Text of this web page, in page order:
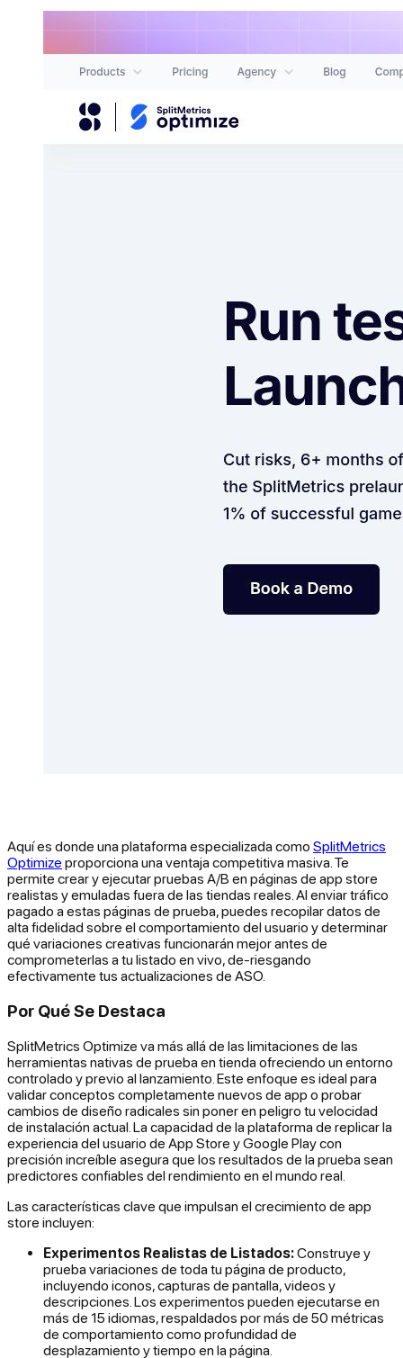
Aquí es donde una plataforma especializada como SplitMetrics
Optimize proporciona una ventaja competitiva masiva. Te
permite crear y ejecutar pruebas A/B en páginas de app store
realistas y emuladas fuera de las tiendas reales. Al enviar tráfico
pagado a estas páginas de prueba, puedes recopilar datos de
alta fidelidad sobre el comportamiento del usuario y determinar
qué variaciones creativas funcionarán mejor antes de
comprometerlas a tu listado en vivo, de-riesgando
efectivamente tus actualizaciones de ASO.
Por Qué Se Destaca
SplitMetrics Optimize va más allá de las limitaciones de las
herramientas nativas de prueba en tienda ofreciendo un entorno
controlado y previo al lanzamiento. Este enfoque es ideal para
validar conceptos completamente nuevos de app o probar
cambios de diseño radicales sin poner en peligro tu velocidad
de instalación actual. La capacidad de la plataforma de replicar la
experiencia del usuario de App Store y Google Play con
precisión increíble asegura que los resultados de la prueba sean
predictores confiables del rendimiento en el mundo real.
Las características clave que impulsan el crecimiento de app
store incluyen:
Experimentos Realistas de Listados:Construye y
prueba variaciones de toda tu página de producto,
incluyendo iconos, capturas de pantalla, videos y
descripciones. Los experimentos pueden ejecutarse en
más de 15 idiomas, respaldados por más de 50 métricas
de comportamiento como profundidad de
desplazamiento y tiempo en la página.